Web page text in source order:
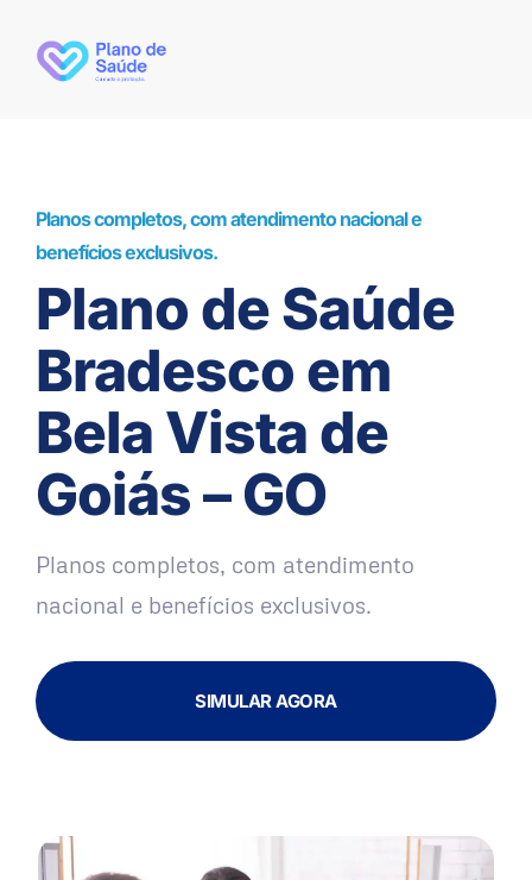
Planos completos, com atendimento nacional e
benefícios exclusivos.
Plano de Saúde
Bradesco em
Bela Vista de
Goiás – GO
Planos completos, com atendimento
nacional e benefícios exclusivos.
SIMULAR AGORA